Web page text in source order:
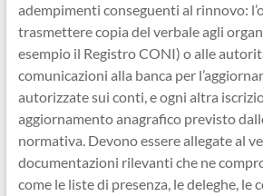
adempimenti conseguenti al rinnovo:
trasmettere copia del verbale agli
esempio il Registro CONI) o alle
comunicazioni alla banca per
autorizzate sui conti, e ogni altra
aggiornamento anagrafico previsto
normativa. Devono essere allegate al
documentazioni rilevanti che ne
come le liste di presenza, le deleghe, le